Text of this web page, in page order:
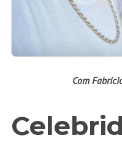
Com